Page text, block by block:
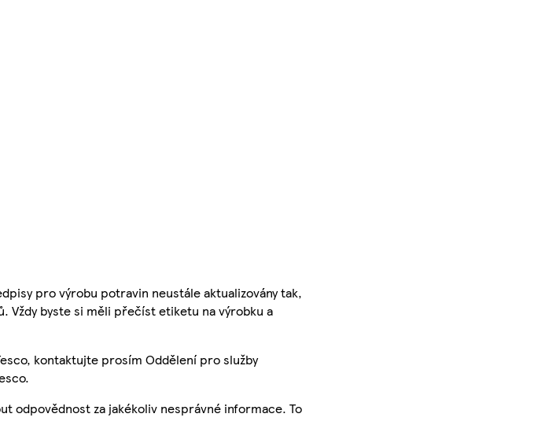
pro výrobu potravin neustále aktualizovány tak,
Vždy byste si měli přečíst etiketu na výrobku a
kontaktujte prosím Oddělení pro služby
odpovědnost za jakékoliv nesprávné informace. To